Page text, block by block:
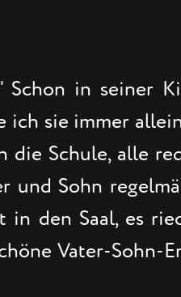
Schon in seiner
sie immer
die Schule, alle
und Sohn
den Saal, es
Vater-Sohn-